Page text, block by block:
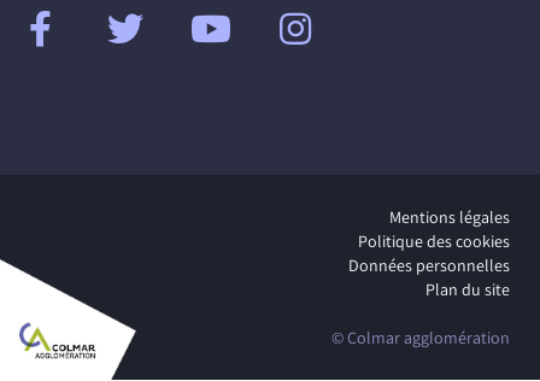
Mentions légales
Politique des cookies
Données personnelles
Plan du site
© Colmar agglomération